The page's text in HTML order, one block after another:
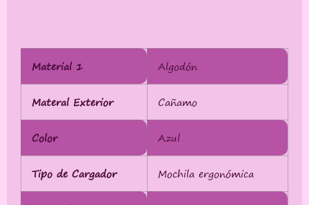
Material 1 Algodón
Materal Exterior Cañamo
Color Azul
Tipo de Cargador Mochila ergonómica